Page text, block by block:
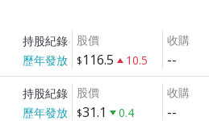
持股紀錄
歷年發放
股價
116.5 10.5
收購
--
持股紀錄
歷年發放
股價
31.1 0.4
收購
--